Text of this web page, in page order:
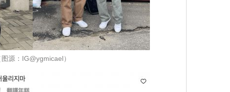
图源：IG@ygmicael）